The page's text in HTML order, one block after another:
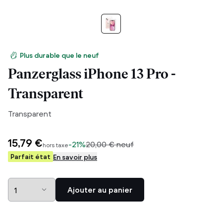
Plus durable que le neuf
Panzerglass iPhone 13 Pro -
Transparent
Transparent
15,79 €hors taxe-21%20,00 € neuf
Parfait état En savoir plus
Ajouter au panier